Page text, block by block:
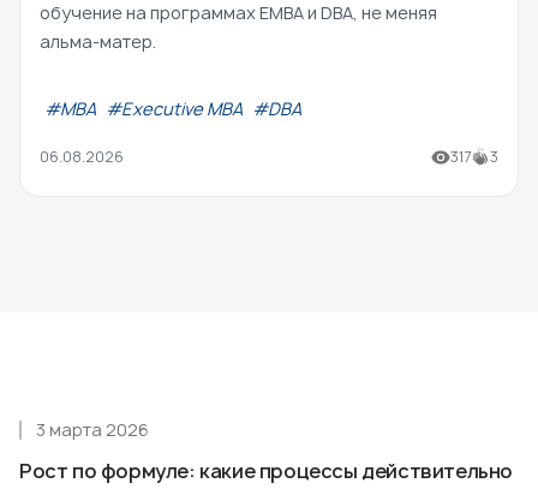
обучение на программах EMBA и DBA, не меняя
альма-матер.
#МВА #Executive MBA #DBA
06.08.2026 317 3
Рост по формуле: какие процессы действительно
3 марта 2026